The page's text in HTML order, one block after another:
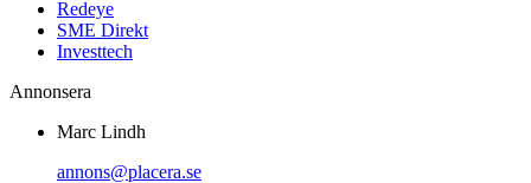
Redeye
SME Direkt
Investtech
Annonsera
Marc Lindh
annons@placera.se